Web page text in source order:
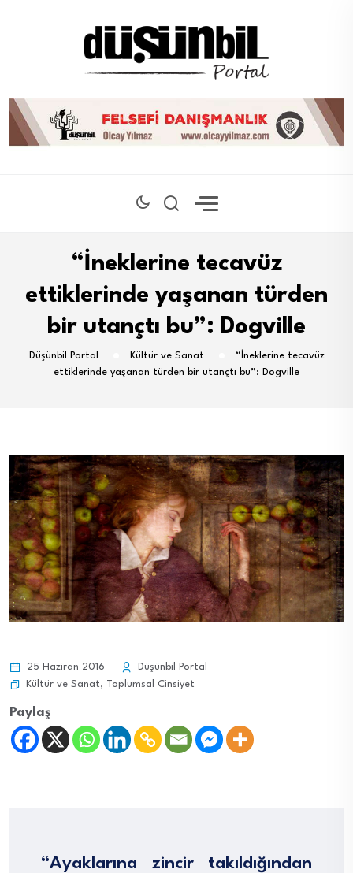
“İneklerine tecavüz
ettiklerinde yaşanan türden
bir utançtı bu”: Dogville
Düşünbil Portal Kültür ve Sanat
“İneklerine tecavüz
ettiklerinde yaşanan türden bir utançtı bu”: Dogville
25 Haziran 2016
Düşünbil Portal
Kültür ve Sanat, Toplumsal Cinsiyet
Paylaş
“Ayaklarına zincir takıldığından